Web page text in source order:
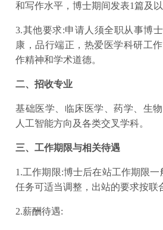
和写作水平，博士期间发表1篇及以
3.其他要求:申请人须全职从事博
康，品行端正，热爱医学科研工
作精神和学术道德。
二、招收专业
基础医学、临床医学、药学、生
人工智能方向及各类交叉学科。
三、工作期限与相关待遇
1.工作期限:博士后在站工作期限
任务可适当调整，出站的要求按联
2.薪酬待遇: